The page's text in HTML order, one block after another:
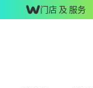
门店 及 服务